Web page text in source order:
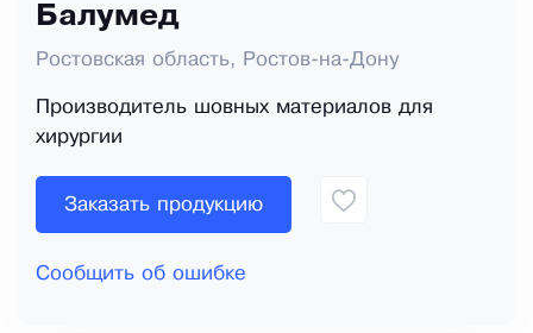
Балумед
Ростовская область, Ростов-на-Дону
Производитель шовных материалов для
хирургии
Заказать продукцию
Сообщить об ошибке